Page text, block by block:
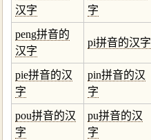
汉字
字
peng拼音的
汉字
pi拼音的汉字
pie拼音的汉
字
pin拼音的汉
字
pou拼音的汉
字
pu拼音的汉
字